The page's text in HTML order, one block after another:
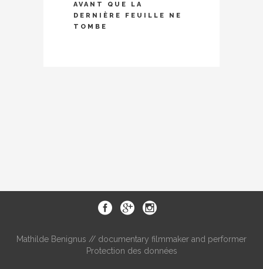
AVANT QUE LA
DERNIÈRE FEUILLE NE
TOMBE
Mathilde Benignus // documentary filmmaker and performer
Protection des données